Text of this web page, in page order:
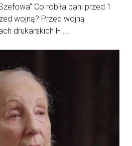
Co robiła pani przed 1
wojną? Przed wojną
drukarskich H ...